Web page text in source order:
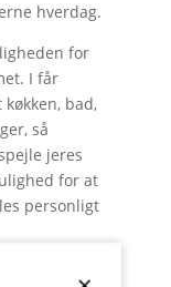
hverdag.
for
I får
bad,
så
jeres
for at
personligt
I